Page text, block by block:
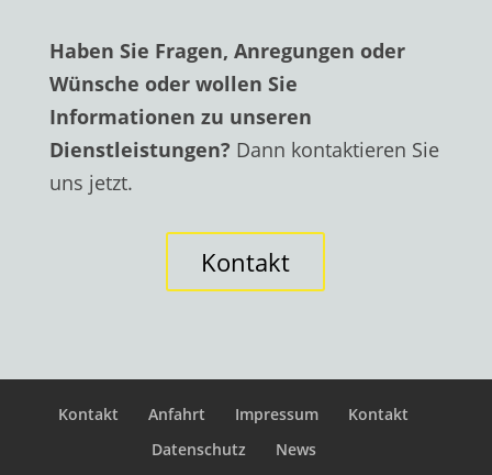
Haben Sie Fragen, Anregungen oder
Wünsche oder wollen Sie
Informationen zu unseren
Dienstleistungen? Dann kontaktieren Sie
uns jetzt.
Kontakt
Kontakt Anfahrt Impressum
Kontakt
Datenschutz
News